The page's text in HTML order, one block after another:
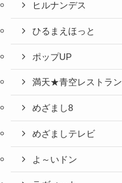
ヒルナンデス
ひるまえほっと
ポップUP
満天★青空レストラン
めざまし8
めざましテレビ
よ～いドン